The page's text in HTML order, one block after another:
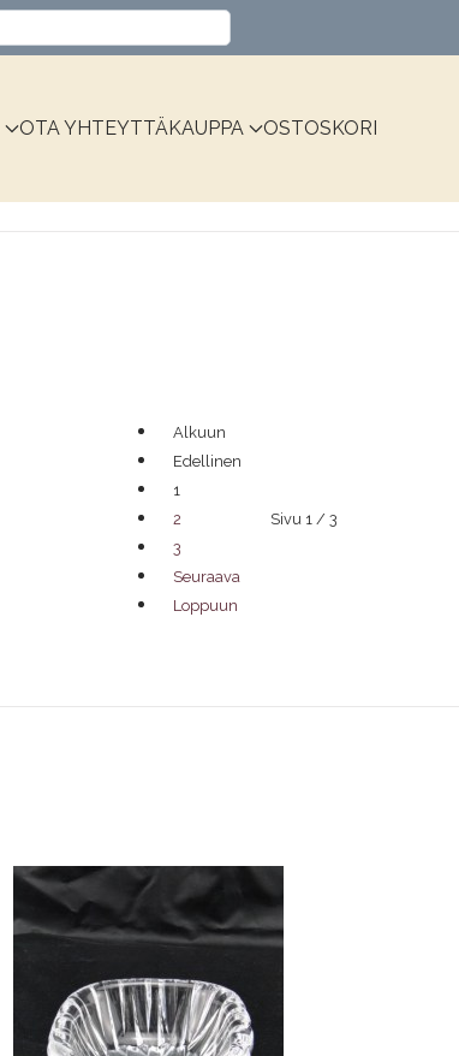
OTA YHTEYTTÄKAUPPA OSTOSKORI
Alkuun
Edellinen
1
2
3
Seuraava
Loppuun
Sivu 1 / 3